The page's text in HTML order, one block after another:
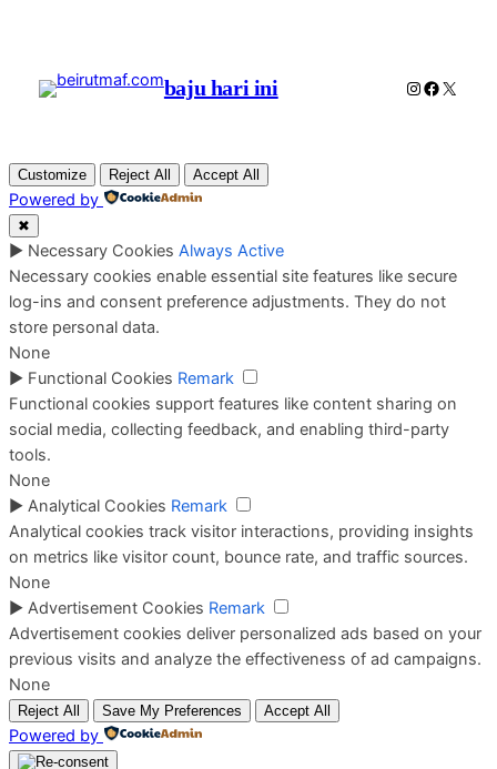
baju hari ini Instagram
X
Customize Reject All Accept All
Powered by
✖
► Necessary Cookies Always Active
Necessary cookies enable essential site features like secure
log-ins and consent preference adjustments. They do not
store personal data.
None
► Functional Cookies Remark
Functional cookies support features like content sharing on
social media, collecting feedback, and enabling third-party
tools.
None
► Analytical Cookies Remark
Analytical cookies track visitor interactions, providing insights
on metrics like visitor count, bounce rate, and traffic sources.
None
► Advertisement Cookies Remark
Advertisement cookies deliver personalized ads based on your
previous visits and analyze the effectiveness of ad campaigns.
None
Reject All Save My Preferences Accept All
Powered by